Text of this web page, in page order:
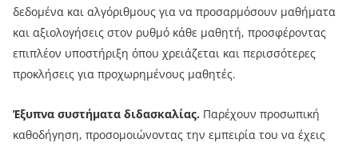
δεδομένα και αλγόριθμους για να προσαρμόσουν μαθήματα
και αξιολογήσεις στον ρυθμό κάθε μαθητή, προσφέροντας
επιπλέον υποστήριξη όπου χρειάζεται και περισσότερες
προκλήσεις για προχωρημένους μαθητές.
Έξυπνα συστήματα διδασκαλίας. Παρέχουν προσωπική
καθοδήγηση, προσομοιώνοντας την εμπειρία του να έχεις